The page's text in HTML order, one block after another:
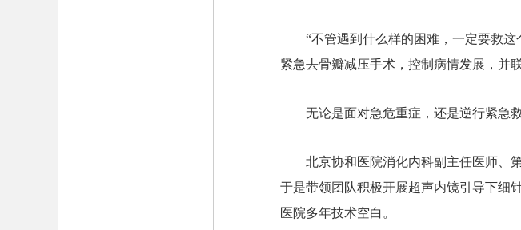
“不管遇到什么样的困难，一定要救
紧急去骨瓣减压手术，控制病情发展，并
无论是面对急危重症，还是逆行紧急
北京协和医院消化内科副主任医师、
于是带领团队积极开展超声内镜引导下细
医院多年技术空白。